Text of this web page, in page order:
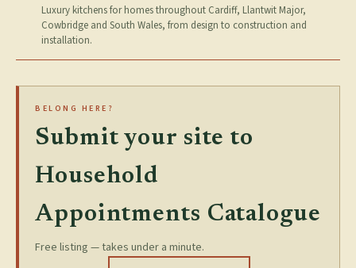
Luxury kitchens for homes throughout Cardiff, Llantwit Major,
Cowbridge and South Wales, from design to construction and
installation.
BELONG HERE?
Submit your site to
Household
Appointments Catalogue
Free listing — takes under a minute.